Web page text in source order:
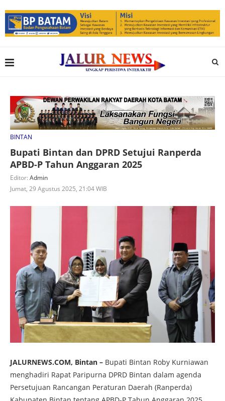
BINTAN
Bupati Bintan dan DPRD Setujui Ranperda
APBD-P Tahun Anggaran 2025
Editor: Admin
Jumat, 29 Agustus 2025, 21:04 WIB
JALURNEWS.COM, Bintan – Bupati Bintan Roby Kurniawan
menghadiri Rapat Paripurna DPRD Bintan dalam agenda
Persetujuan Rancangan Peraturan Daerah (Ranperda)